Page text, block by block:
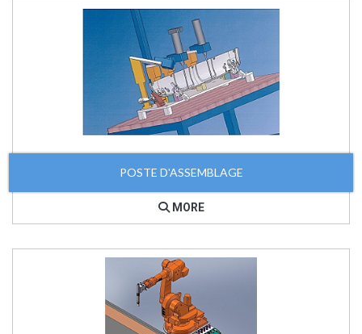
POSTE D'ASSEMBLAGE
MORE